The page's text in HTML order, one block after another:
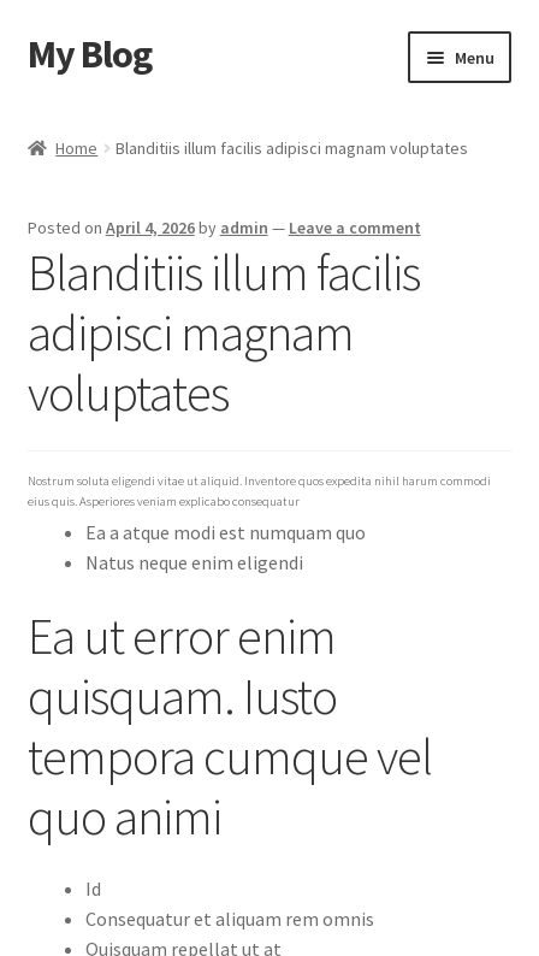
Skip
to
Skip
to
My Blog Menu
Checkout
Sample Page
Home Blanditiis illum facilis adipisci magnam voluptates
Posted on April 4, 2026by admin — Leave a comment
Blanditiis illum facilis
adipisci magnam
voluptates
Nostrum soluta eligendi vitae ut aliquid. Inventore quos expedita nihil harum commodi
eius quis. Asperiores veniam explicabo consequatur
Ea a atque modi est numquam quo
Natus neque enim eligendi
Ea ut error enim
quisquam. Iusto
tempora cumque vel
quo animi
Id
Consequatur et aliquam rem omnis
Quisquam repellat ut at